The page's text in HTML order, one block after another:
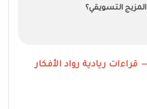
المزيج التسويقي؟
قراءات ريادية رواد الأفكار